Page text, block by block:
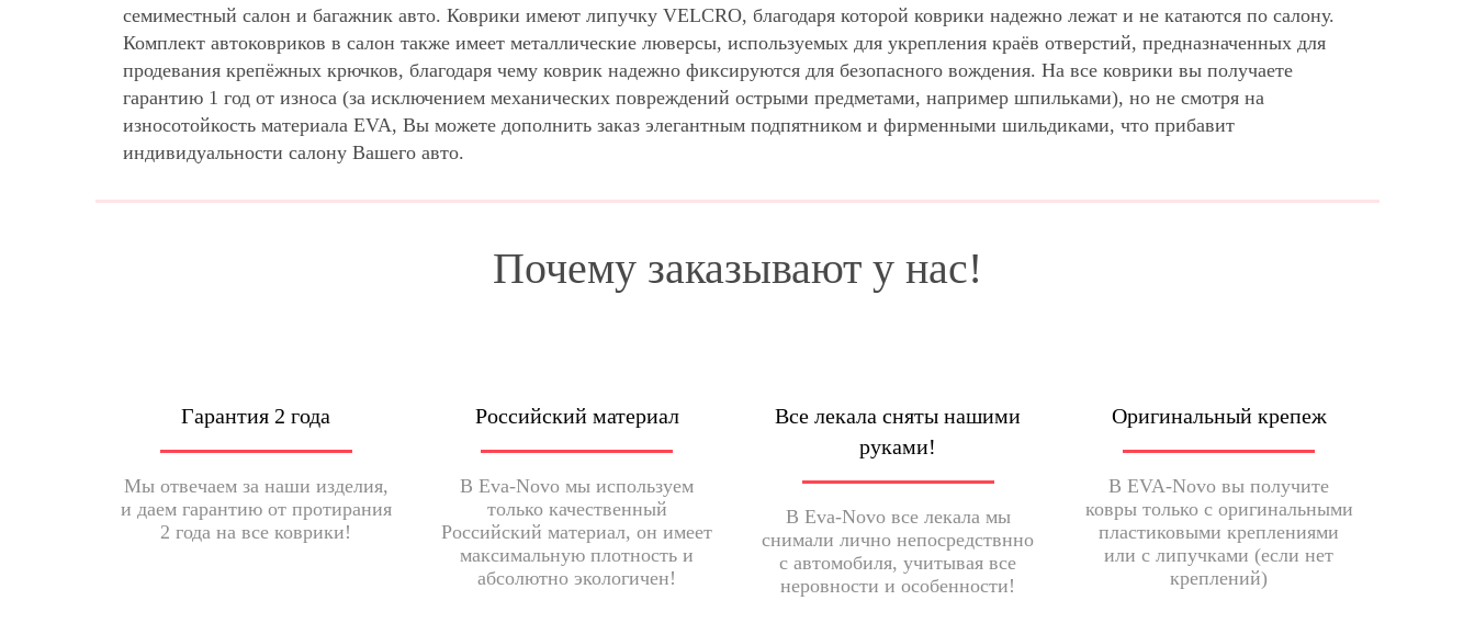
семиместный салон и багажник авто. Коврики имеют липучку VELCRO, благодаря которой коврики надежно лежат и не катаются по салону.
Комплект автоковриков в салон также имеет металлические люверсы, используемых для укрепления краёв отверстий, предназначенных для
продевания крепёжных крючков, благодаря чему коврик надежно фиксируются для безопасного вождения. На все коврики вы получаете
гарантию 1 год от износа (за исключением механических повреждений острыми предметами, например шпильками), но не смотря на
износотойкость материала EVA, Вы можете дополнить заказ элегантным подпятником и фирменными шильдиками, что прибавит
индивидуальности салону Вашего авто.
Почему заказывают у нас!
Гарантия 2 года
Мы отвечаем за наши изделия,
и даем гарантию от протирания
2 года на все коврики!
Российский материал
В Eva-Novo мы используем
только качественный
Российский материал, он имеет
максимальную плотность и
абсолютно экологичен!
Все лекала сняты нашими
руками!
В Eva-Novo все лекала мы
снимали лично непосредствнно
с автомобиля, учитывая все
неровности и особенности!
Оригинальный крепеж
В EVA-Novo вы получите
ковры только с оригинальными
пластиковыми креплениями
или с липучками (если нет
креплений)